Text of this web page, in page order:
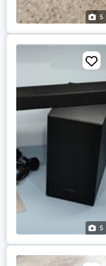
5
5